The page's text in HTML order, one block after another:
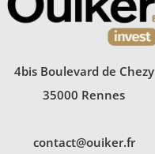
4bis Boulevard de Chezy
35000 Rennes
contact@ouiker.fr